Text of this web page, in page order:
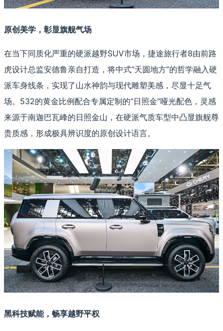
原创美学，彰显旗舰气场
在当下同质化严重的硬派越野SUV市场，捷途旅行者8由前路
虎设计总监安德鲁亲自打造，将中式“天圆地方”的哲学融入硬
派车身线条，实现了山水神韵与现代雕塑美感，尽显十足气
场。532的黄金比例配合专属定制的“日照金”哑光配色，灵感
来源于南迦巴瓦峰的日照金山，在硬派气质车型中凸显旗舰尊
贵质感，形成极具辨识度的原创设计语言。
黑科技赋能，畅享越野平权